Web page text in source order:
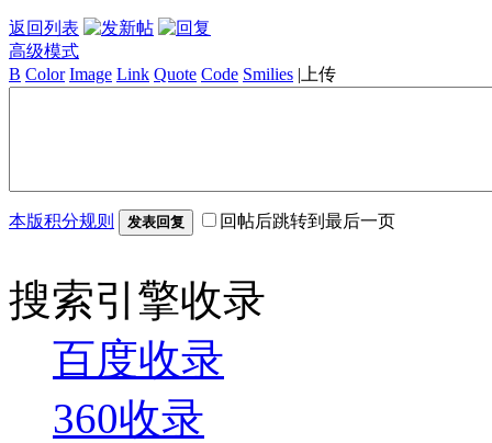
返回列表
高级模式
B Color Image Link Quote Code Smilies | 上传
本版积分规则 发表回复 回帖后跳转到最后一页
搜索引擎收录
百度收录
360收录